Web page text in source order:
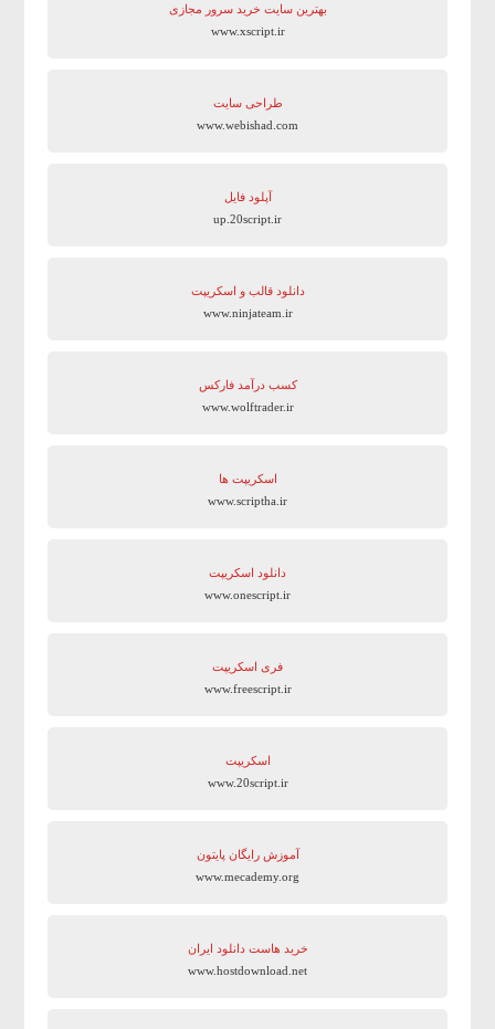
بهترین سایت‌ خرید سرور مجازی
www.xscript.ir
طراحی سایت
www.webishad.com
آپلود فایل
up.20script.ir
دانلود قالب و اسکریپت
www.ninjateam.ir
کسب درآمد فارکس
www.wolftrader.ir
اسکریپت ها
www.scriptha.ir
دانلود اسکریپت
www.onescript.ir
فری اسکریپت
www.freescript.ir
اسکریپت
www.20script.ir
آموزش رایگان پایتون
www.mecademy.org
خرید هاست دانلود ایران
www.hostdownload.net